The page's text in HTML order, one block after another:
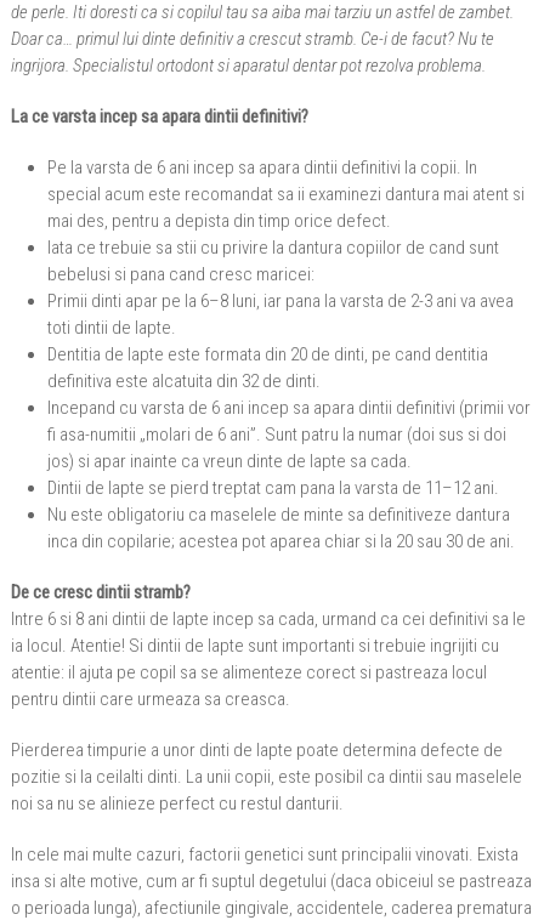
de perle. Iti doresti ca si copilul tau sa aiba mai tarziu un astfel de zambet.
Doar ca… primul lui dinte definitiv a crescut stramb. Ce-i de facut? Nu te
ingrijora. Specialistul ortodont si aparatul dentar pot rezolva problema.
La ce varsta incep sa apara dintii definitivi?
Pe la varsta de 6 ani incep sa apara dintii definitivi la copii. In
special acum este recomandat sa ii examinezi dantura mai atent si
mai des, pentru a depista din timp orice defect.
Iata ce trebuie sa stii cu privire la dantura copiilor de cand sunt
bebelusi si pana cand cresc maricei:
Primii dinti apar pe la 6–8 luni, iar pana la varsta de 2-3 ani va avea
toti dintii de lapte.
Dentitia de lapte este formata din 20 de dinti, pe cand dentitia
definitiva este alcatuita din 32 de dinti.
Incepand cu varsta de 6 ani incep sa apara dintii definitivi (primii vor
fi asa-numitii „molari de 6 ani”. Sunt patru la numar (doi sus si doi
jos) si apar inainte ca vreun dinte de lapte sa cada.
Dintii de lapte se pierd treptat cam pana la varsta de 11–12 ani.
Nu este obligatoriu ca maselele de minte sa definitiveze dantura
inca din copilarie; acestea pot aparea chiar si la 20 sau 30 de ani.
De ce cresc dintii stramb?
Intre 6 si 8 ani dintii de lapte incep sa cada, urmand ca cei definitivi sa le
ia locul. Atentie! Si dintii de lapte sunt importanti si trebuie ingrijiti cu
atentie: il ajuta pe copil sa se alimenteze corect si pastreaza locul
pentru dintii care urmeaza sa creasca.
Pierderea timpurie a unor dinti de lapte poate determina defecte de
pozitie si la ceilalti dinti. La unii copii, este posibil ca dintii sau maselele
noi sa nu se alinieze perfect cu restul danturii.
In cele mai multe cazuri, factorii genetici sunt principalii vinovati. Exista
insa si alte motive, cum ar fi suptul degetului (daca obiceiul se pastreaza
o perioada lunga), afectiunile gingivale, accidentele, caderea prematura